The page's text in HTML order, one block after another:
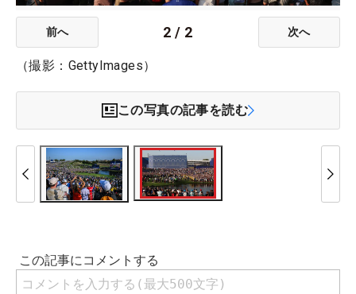
前へ 2 / 2 次へ
（撮影：GettyImages）
この写真の記事を読む